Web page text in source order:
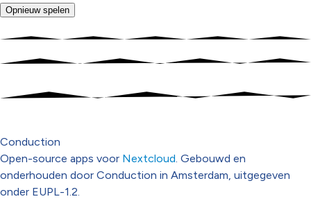
Opnieuw spelen
Conduction
Open-source apps voor Nextcloud. Gebouwd en
onderhouden door Conduction in Amsterdam, uitgegeven
onder EUPL-1.2.